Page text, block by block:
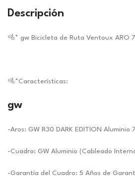
Descripción
🚵* gw Bicicleta de Ruta Ventoux ARO
🚵*Características:
gw
-Aros: GW R30 DARK EDITION Aluminio
-Cuadro: GW Aluminio (Cableado
-Garantía del Cuadro: 5 Años de